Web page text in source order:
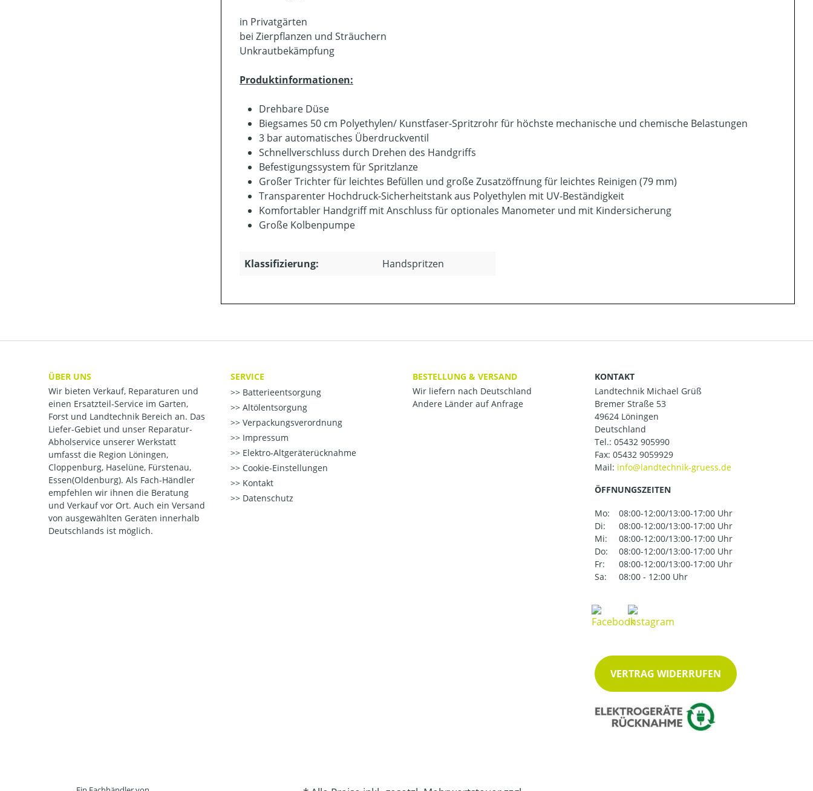
in Privatgärten
bei Zierpflanzen und Sträuchern
Unkrautbekämpfung
Produktinformationen:
Drehbare Düse
Biegsames 50 cm Polyethylen/ Kunstfaser-Spritzrohr für höchste mechanische und chemische Belastungen
3 bar automatisches Überdruckventil
Schnellverschluss durch Drehen des Handgriffs
Befestigungssystem für Spritzlanze
Großer Trichter für leichtes Befüllen und große Zusatzöffnung für leichtes Reinigen (79 mm)
Transparenter Hochdruck-Sicherheitstank aus Polyethylen mit UV-Beständigkeit
Komfortabler Handgriff mit Anschluss für optionales Manometer und mit Kindersicherung
Große Kolbenpumpe
Klassifizierung: Handspritzen
ÜBER UNS
Wir bieten Verkauf, Reparaturen und
einen Ersatzteil-Service im Garten,
Forst und Landtechnik Bereich an. Das
Liefer-Gebiet und unser Reparatur-
Abholservice unserer Werkstatt
umfasst die Region Löningen,
Cloppenburg, Haselüne, Fürstenau,
Essen(Oldenburg). Als Fach-Händler
empfehlen wir ihnen die Beratung
und Verkauf vor Ort. Auch ein Versand
von ausgewählten Geräten innerhalb
Deutschlands ist möglich.
SERVICE
Batterieentsorgung
Altölentsorgung
Verpackungsverordnung
Impressum
Elektro-Altgeräterücknahme
Cookie-Einstellungen
Kontakt
Datenschutz
BESTELLUNG & VERSAND
Wir liefern nach Deutschland
Andere Länder auf Anfrage
KONTAKT
Landtechnik Michael Grüß
Bremer Straße 53
49624 Löningen
Deutschland
Tel.: 05432 905990
Fax: 05432 9059929
Mail:
ÖFFNUNGSZEITEN
Mo:
08:00-12:00/13:00-17:00 Uhr
Di:
08:00-12:00/13:00-17:00 Uhr
Mi:
08:00-12:00/13:00-17:00 Uhr
Do:
08:00-12:00/13:00-17:00 Uhr
Fr:
08:00-12:00/13:00-17:00 Uhr
Sa:
08:00 - 12:00 Uhr
VERTRAG WIDERRUFEN